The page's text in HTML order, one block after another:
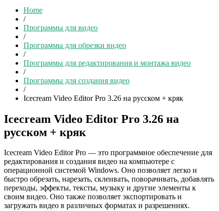
Home
/
Программы для видео
/
Программы для обрезки видео
/
Программы для редактирования и монтажа видео
/
Программы для создания видео
/
Icecream Video Editor Pro 3.26 на русском + кряк
Icecream Video Editor Pro 3.26 на
русском + кряк
Icecream Video Editor Pro — это программное обеспечение для
редактирования и создания видео на компьютере с
операционной системой Windows. Оно позволяет легко и
быстро обрезать, нарезать, склеивать, поворачивать, добавлять
переходы, эффекты, тексты, музыку и другие элементы к
своим видео. Оно также позволяет экспортировать и
загружать видео в различных форматах и разрешениях.